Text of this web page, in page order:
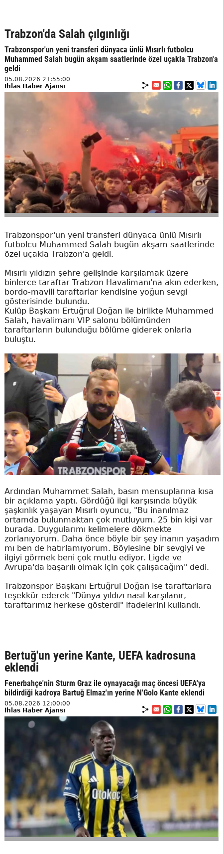
Trabzon'da Salah çılgınlığı
Trabzonspor'un yeni transferi dünyaca ünlü Mısırlı futbolcu
Muhammed Salah bugün akşam saatlerinde özel uçakla Trabzon'a
geldi
05.08.2026 21:55:00
İhlas Haber Ajansı
Trabzonspor'un yeni transferi dünyaca ünlü Mısırlı
futbolcu Muhammed Salah bugün akşam saatlerinde
özel uçakla Trabzon'a geldi.
Mısırlı yıldızın şehre gelişinde karşılamak üzere
binlerce taraftar Trabzon Havalimanı'na akın ederken,
bordo-mavili taraftarlar kendisine yoğun sevgi
gösterisinde bulundu.
Kulüp Başkanı Ertuğrul Doğan ile birlikte Muhammed
Salah, havalimanı VIP salonu bölümünden
taraftarların bulunduğu bölüme giderek onlarla
buluştu.
Ardından Muhammet Salah, basın mensuplarına kısa
bir açıklama yaptı. Gördüğü ilgi karşısında büyük
şaşkınlık yaşayan Mısırlı oyuncu, "Bu inanılmaz
ortamda bulunmaktan çok mutluyum. 25 bin kişi var
burada. Duygularımı kelimelere dökmekte
zorlanıyorum. Daha önce böyle bir şey inanın yaşadım
mı ben de hatırlamıyorum. Böylesine bir sevgiyi ve
ilgiyi görmek beni çok mutlu ediyor. Ligde ve
Avrupa'da başarılı olmak için çok çalışacağım" dedi.
Trabzonspor Başkanı Ertuğrul Doğan ise taraftarlara
teşekkür ederek "Dünya yıldızı nasıl karşılanır,
taraftarımız herkese gösterdi" ifadelerini kullandı.
Bertuğ'un yerine Kante, UEFA kadrosuna
eklendi
Fenerbahçe'nin Sturm Graz ile oynayacağı maç öncesi UEFA'ya
bildirdiği kadroya Bartuğ Elmaz'ın yerine N'Golo Kante eklendi
05.08.2026 12:00:00
İhlas Haber Ajansı